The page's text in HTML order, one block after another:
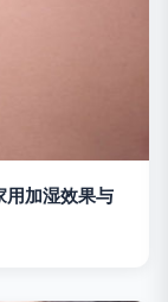
用加湿效果与